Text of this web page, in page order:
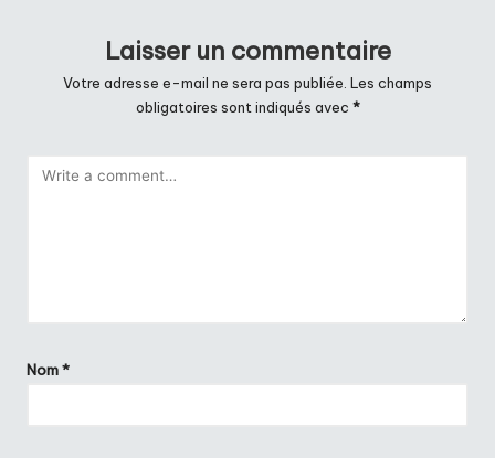
Laisser un commentaire
Votre adresse e-mail ne sera pas publiée. Les champs
obligatoires sont indiqués avec *
Nom*